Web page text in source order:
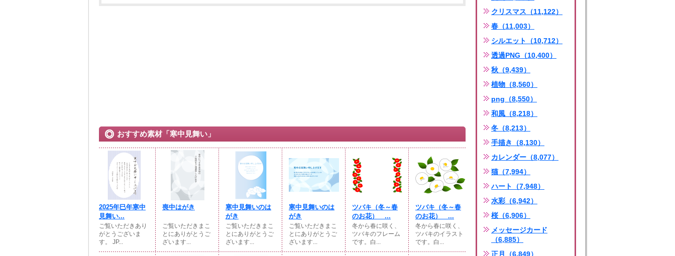
おすすめ素材「寒中見舞い」
2025年巳年寒中
見舞い...
ご覧いただきあり
がとうございま
す。 JP...
喪中はがき
ご覧いただきまこ
とにありがとうご
ざいます...
寒中見舞いのは
がき
ご覧いただきまこ
とにありがとうご
ざいます...
寒中見舞いのは
がき
ご覧いただきまこ
とにありがとうご
ざいます...
ツバキ（冬～春
のお花） ...
冬から春に咲く、
ツバキのフレーム
です。白...
ツバキ（冬～春
のお花） ...
冬から春に咲く、
ツバキのイラスト
です。白...
クリスマス（11,122）
春（11,003）
シルエット（10,712）
透過PNG（10,400）
秋（9,439）
植物（8,560）
png（8,550）
和風（8,218）
冬（8,213）
手描き（8,130）
カレンダー（8,077）
猫（7,994）
ハート（7,948）
水彩（6,942）
桜（6,906）
メッセージカード
（6,885）
正月（6,849）